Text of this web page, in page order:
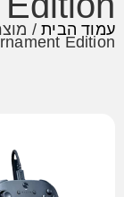
עמוד הבית
Edition”